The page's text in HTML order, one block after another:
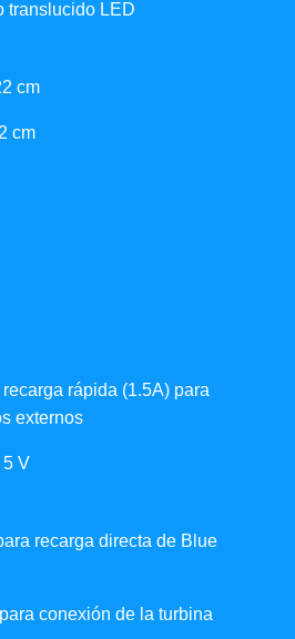
translucido LED
cm
cm
rápida (1.5A) para
externos
V
recarga directa de Blue
conexión de la turbina